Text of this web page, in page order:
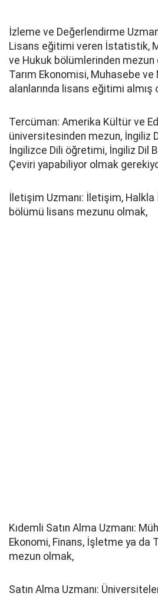
İzleme ve Değerlendirme
Lisans eğitimi veren İstatistik,
ve Hukuk bölümlerinden mezun
Tarım Ekonomisi, Muhasebe ve
alanlarında lisans eğitimi almış
Tercüman: Amerika Kültür ve
üniversitesinden mezun, İngiliz
İngilizce Dili öğretimi, İngiliz Dil
Çeviri yapabiliyor olmak
İletişim Uzmanı: İletişim,
bölümü lisans mezunu olmak,
Kıdemli Satın Alma Uzmanı:
Ekonomi, Finans, İşletme ya da
mezun olmak,
Satın Alma Uzmanı: